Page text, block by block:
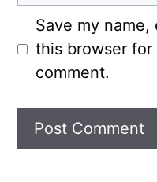
Save my
this browser
comment.